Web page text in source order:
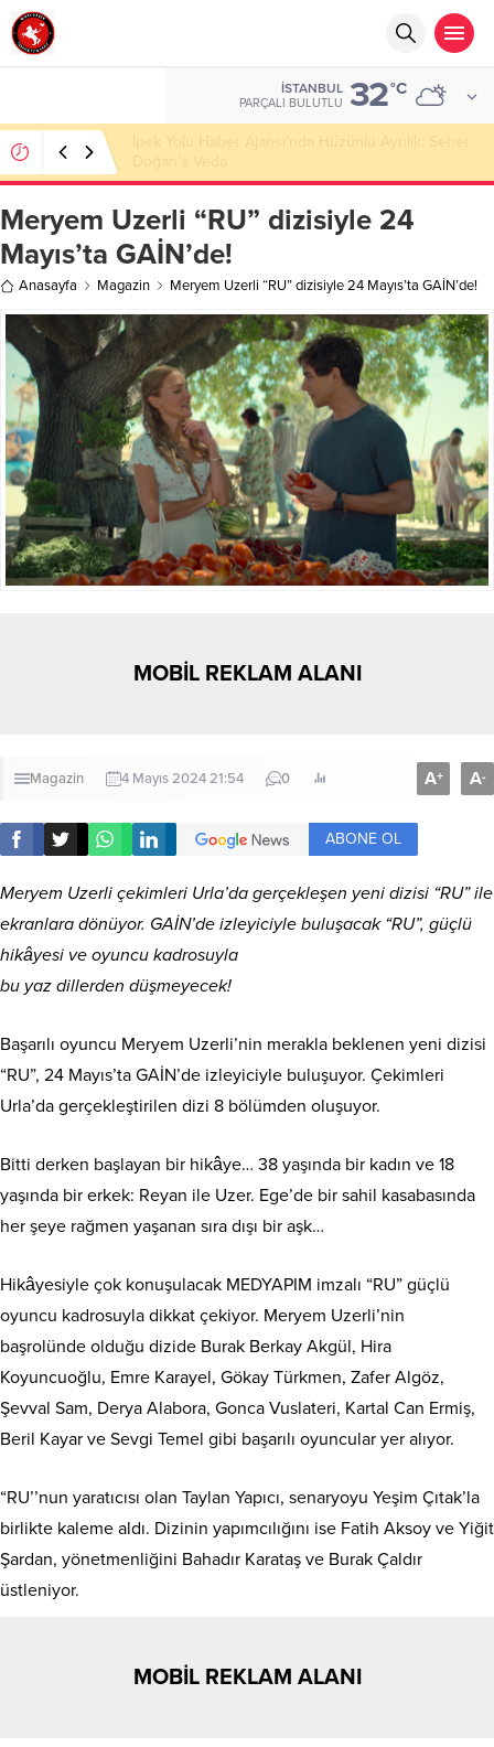
İSTANBUL
PARÇALI BULUTLU 32°C
Meryem Uzerli “RU” dizisiyle 24
Mayıs’ta GAİN’de!
Anasayfa Magazin Meryem Uzerli “RU” dizisiyle 24 Mayıs’ta GAİN’de!
MOBİL REKLAM ALANI
Magazin 4 Mayıs 2024 21:54 0 A+ A-
ABONE OL
Meryem Uzerli çekimleri Urla’da gerçekleşen yeni dizisi “RU” ile
ekranlara dönüyor. GAİN’de izleyiciyle buluşacak “RU”, güçlü
hikâyesi ve oyuncu kadrosuyla
bu yaz dillerden düşmeyecek!
Başarılı oyuncu Meryem Uzerli’nin merakla beklenen yeni dizisi
“RU”, 24 Mayıs’ta GAİN’de izleyiciyle buluşuyor. Çekimleri
Urla’da gerçekleştirilen dizi 8 bölümden oluşuyor.
Bitti derken başlayan bir hikâye… 38 yaşında bir kadın ve 18
yaşında bir erkek: Reyan ile Uzer. Ege’de bir sahil kasabasında
her şeye rağmen yaşanan sıra dışı bir aşk…
Hikâyesiyle çok konuşulacak MEDYAPIM imzalı “RU” güçlü
oyuncu kadrosuyla dikkat çekiyor. Meryem Uzerli’nin
başrolünde olduğu dizide Burak Berkay Akgül, Hira
Koyuncuoğlu, Emre Karayel, Gökay Türkmen, Zafer Algöz,
Şevval Sam, Derya Alabora, Gonca Vuslateri, Kartal Can Ermiş,
Beril Kayar ve Sevgi Temel gibi başarılı oyuncular yer alıyor.
“RU’’nun yaratıcısı olan Taylan Yapıcı, senaryoyu Yeşim Çıtak’la
birlikte kaleme aldı. Dizinin yapımcılığını ise Fatih Aksoy ve Yiğit
Şardan, yönetmenliğini Bahadır Karataş ve Burak Çaldır
üstleniyor.
MOBİL REKLAM ALANI